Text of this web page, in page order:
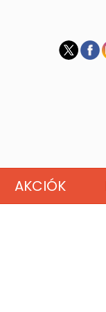
AKCIÓK